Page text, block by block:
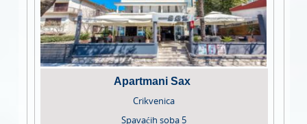
Apartmani Sax
Crikvenica
Spavaćih soba 5